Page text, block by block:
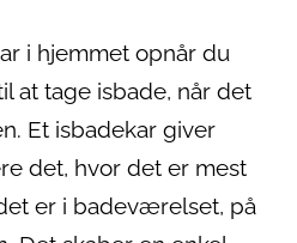
i hjemmet opnår du
at tage isbade, når det
Et isbadekar giver
det, hvor det er mest
er i badeværelset, på